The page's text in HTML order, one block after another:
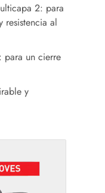
2: para
al
para un cierre
y